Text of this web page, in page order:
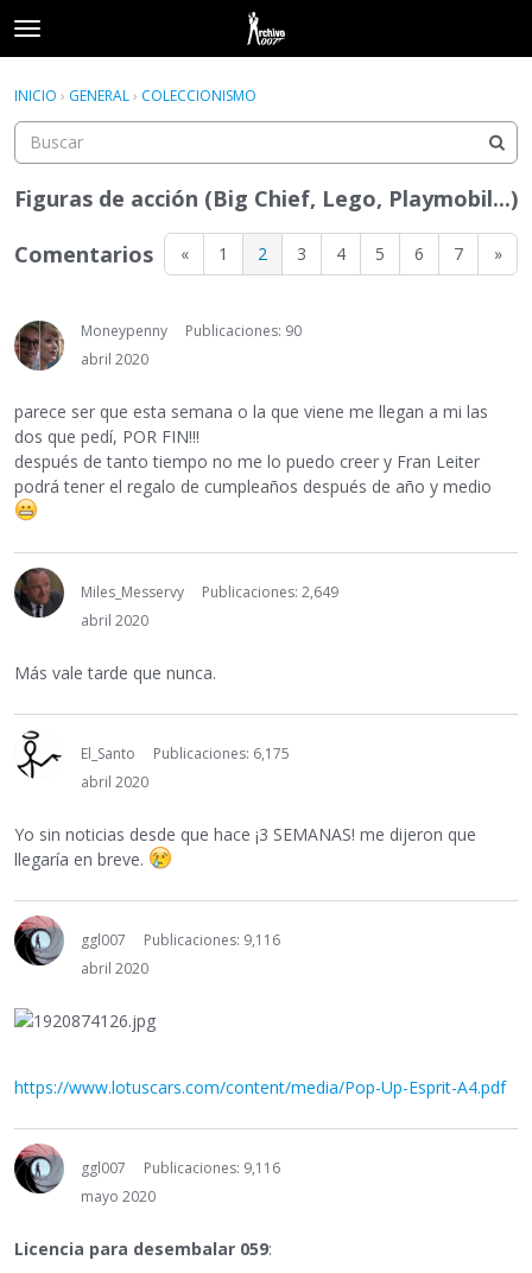
t
o
g
e
m
e
u
Acceder
Acceder Registrarse
INICIO › GENERAL› COLECCIONISMO
Figuras de acción (Big Chief, Lego, Playmobil...)
« 1 2 3 4 5 6 7 »
Comentarios
Moneypenny
Publicaciones: 90
abril 2020
parece ser que esta semana o la que viene me llegan a mi las
dos que pedí, POR FIN!!!
después de tanto tiempo no me lo puedo creer y Fran Leiter
podrá tener el regalo de cumpleaños después de año y medio
Miles_Messervy
Publicaciones: 2,649
abril 2020
Más vale tarde que nunca.
El_Santo
Publicaciones: 6,175
abril 2020
Yo sin noticias desde que hace ¡3 SEMANAS! me dijeron que
llegaría en breve.
ggl007
Publicaciones: 9,116
abril 2020
https://www.lotuscars.com/content/media/Pop-Up-Esprit-A4.pdf
ggl007
Publicaciones: 9,116
mayo 2020
Licencia para desembalar 059: